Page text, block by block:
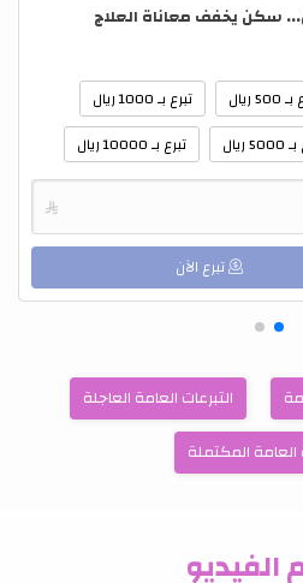
سكن يخفف معاناة العلاج
ريال
تبرع بـ 1000 ريال
ريال تبرع بـ 10000 ريال

تبرع الآن
التبرعات العامة العاجلة
العامة المكتملة
الفيديو